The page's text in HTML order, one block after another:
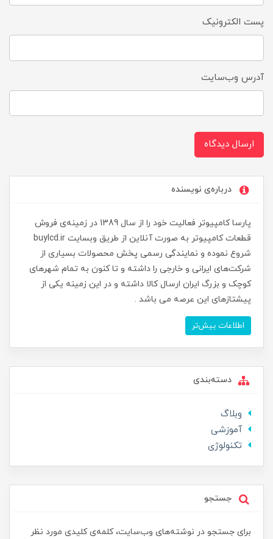
پست الکترونیک
آدرس وب‌سایت
ارسال دیدگاه
درباره‌ی نویسنده
پارسا کامپیوتر فعالیت خود را از سال 1389 در زمینه‌ی فروش
قطعات کامپیوتر به صورت آنلاین از طریق وبسایت buylcd.ir
شروع نموده و نمایندگی رسمی پخش محصولات بسیاری از
شرکت‌های ایرانی و خارجی را داشته و تا کنون به تمام شهرهای
کوچک و بزرگ ایران ارسال کالا داشته و در این زمینه یکی از
پیشتازهای این عرصه می باشد .
اطلاعات بیش‌تر
دسته‌بندی
وبلاگ
آموزشی
تکنولوژی
جستجو
برای جستجو در نوشته‌های وب‌سایت، کلمه‌ی کلیدی مورد نظر